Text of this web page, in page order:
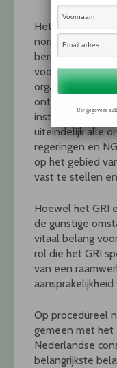
Het GRI tracht
normen (de
berichtgeving
voor het
organisatie een
ontwikkeling.
instantie richt op
uiteindelijk alle
regeringen en
op het gebied
vast te stellen
Hoewel het GRI
de gunstige
vitaal belang
rol die het GRI
van een
Op procedureel
gemeen met het
Nederlandse
belangrijkste
Uw gegevens